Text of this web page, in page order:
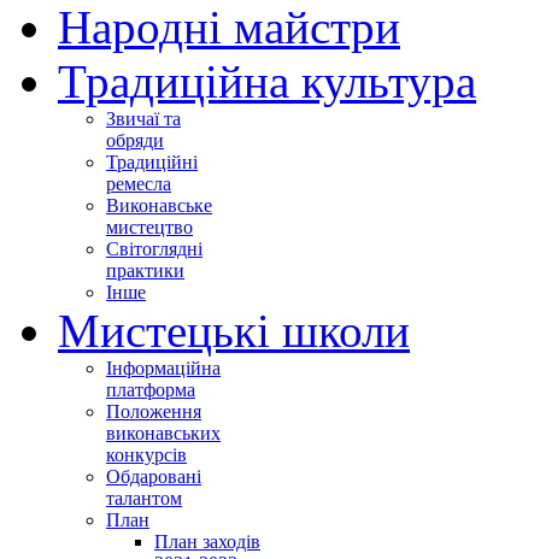
Народні майстри
Традиційна культура
Звичаї та
обряди
Традиційні
ремесла
Виконавське
мистецтво
Світоглядні
практики
Інше
Мистецькі школи
Інформаційна
платформа
Положення
виконавських
конкурсів
Обдаровані
талантом
План
План заходів